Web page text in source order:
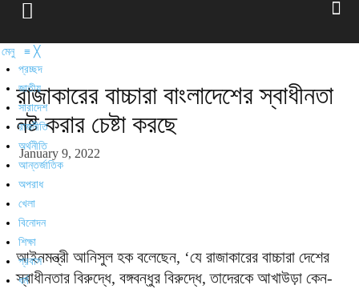
মেনু ≡ ╳
প্রচ্ছদ
জাতীয়
সারাদেশ
রাজনীতি
অর্থনীতি
আন্তর্জাতিক
অপরাধ
খেলা
বিনোদন
শিক্ষা
প্রবাস
ধর্ম
রাজাকারের বাচ্চারা বাংলাদেশের স্বাধীনতা
নষ্ট করার চেষ্টা করছে
January 9, 2022
আইনমন্ত্রী আনিসুল হক বলেছেন, ‘যে রাজাকারের বাচ্চারা দেশের
স্বাধীনতার বিরুদ্ধে, বঙ্গবন্ধুর বিরুদ্ধে, তাদেরকে আখাউড়া কেন-